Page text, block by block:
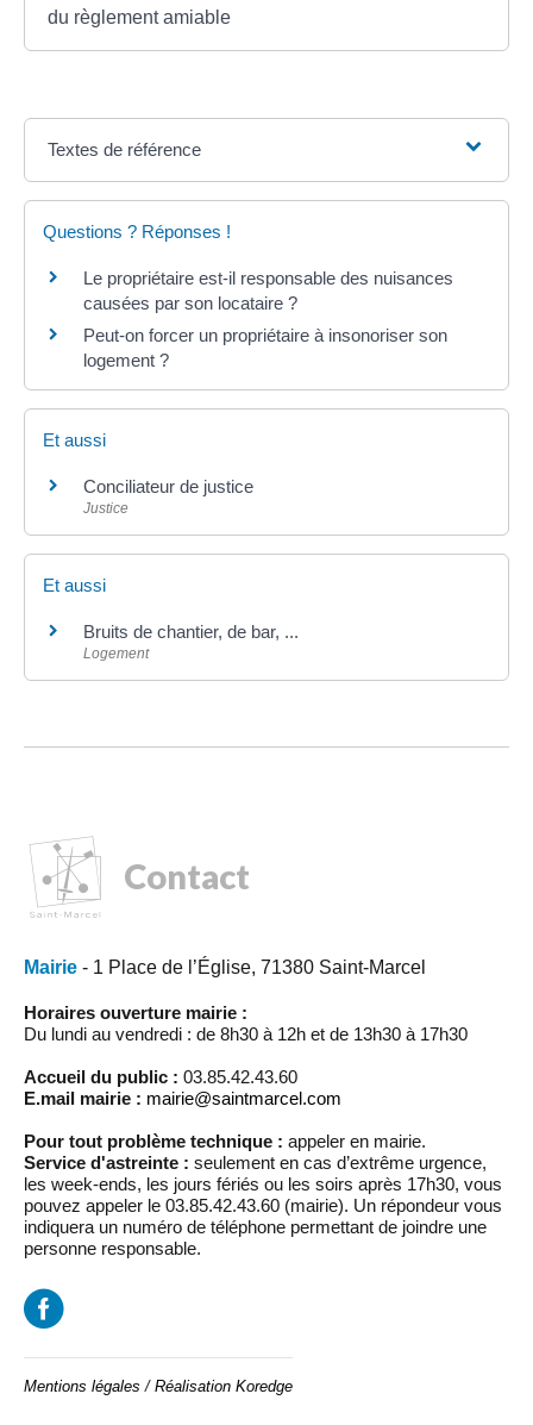
du règlement amiable
Textes de référence
Questions ? Réponses !
Le propriétaire est-il responsable des nuisances
causées par son locataire ?
Peut-on forcer un propriétaire à insonoriser son
logement ?
Et aussi
Conciliateur de justice
Justice
Et aussi
Bruits de chantier, de bar, ...
Logement
Contact
Mairie - 1 Place de l’Église, 71380 Saint-Marcel
Horaires ouverture mairie :
Du lundi au vendredi : de 8h30 à 12h et de 13h30 à 17h30
Accueil du public : 03.85.42.43.60
E.mail mairie : mairie@saintmarcel.com
Pour tout problème technique : appeler en mairie.
Service d'astreinte : seulement en cas d’extrême urgence,
les week-ends, les jours fériés ou les soirs après 17h30, vous
pouvez appeler le 03.85.42.43.60 (mairie). Un répondeur vous
indiquera un numéro de téléphone permettant de joindre une
personne responsable.
Mentions légales / Réalisation Koredge